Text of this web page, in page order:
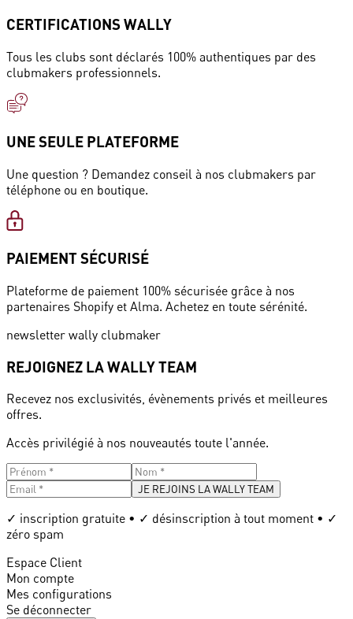
CERTIFICATIONS WALLY
Tous les clubs sont déclarés 100% authentiques par des
clubmakers professionnels.
UNE SEULE PLATEFORME
Une question ? Demandez conseil à nos clubmakers par
téléphone ou en boutique.
PAIEMENT SÉCURISÉ
Plateforme de paiement 100% sécurisée grâce à nos
partenaires Shopify et Alma. Achetez en toute sérénité.
newsletter wally clubmaker
REJOIGNEZ LA WALLY TEAM
Recevez nos exclusivités, évènements privés et meilleures
offres.
Accès privilégié à nos nouveautés toute l'année.
JE REJOINS LA WALLY TEAM
✓ inscription gratuite • ✓ désinscription à tout moment • ✓
zéro spam
Espace Client
Mon compte
Mes configurations
Se déconnecter